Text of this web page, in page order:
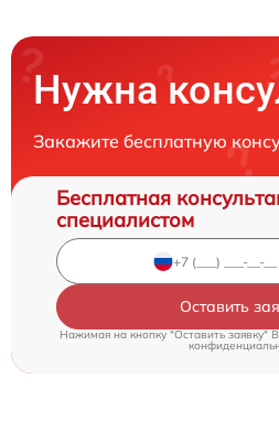
Нужна
Закажите бесплатную
Бесплатная
специалистом
Оставить
Нажимая на кнопку "Оставить заявку"